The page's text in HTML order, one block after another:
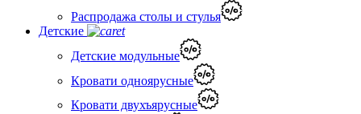
Распродажа столы и стулья
Детские
Детские модульные
Кровати одноярусные
Кровати двухъярусные